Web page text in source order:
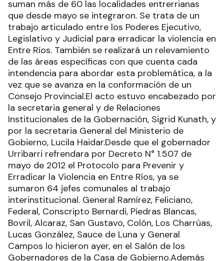
suman más de 60 las localidades entrerrianas
que desde mayo se integraron. Se trata de un
trabajo articulado entre los Poderes Ejecutivo,
Legislativo y Judicial para erradicar la violencia en
Entre Ríos. También se realizará un relevamiento
de las áreas específicas con que cuenta cada
intendencia para abordar esta problemática, a la
vez que se avanza en la conformación de un
Consejo Provincial.El acto estuvo encabezado por
la secretaria general y de Relaciones
Institucionales de la Gobernación, Sigrid Kunath, y
por la secretaria General del Ministerio de
Gobierno, Lucila Haidar.Desde que el gobernador
Urribarri refrendara por Decreto N° 1.507 de
mayo de 2012 el Protocolo para Prevenir y
Erradicar la Violencia en Entre Ríos, ya se
sumaron 64 jefes comunales al trabajo
interinstitucional. General Ramírez, Feliciano,
Federal, Conscripto Bernardi, Piedras Blancas,
Bovril, Alcaraz, San Gustavo, Colón, Los Charrúas,
Lucas González, Sauce de Luna y General
Campos lo hicieron ayer, en el Salón de los
Gobernadores de la Casa de Gobierno.Además